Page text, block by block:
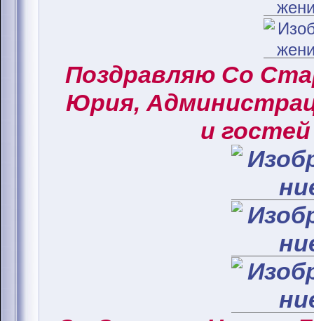
Поздравляю Со
Юрия,
и